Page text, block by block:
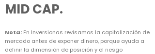
MID CAP.
Nota: En Inversionas revisamos la capitalización de
mercado antes de exponer dinero, porque ayuda a
definir la dimensión de posición y el riesgo